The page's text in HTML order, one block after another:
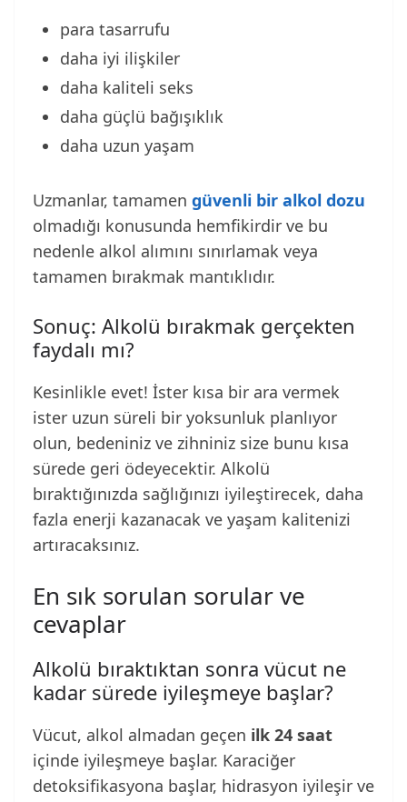
para tasarrufu
daha iyi ilişkiler
daha kaliteli seks
daha güçlü bağışıklık
daha uzun yaşam
Uzmanlar, tamamen güvenli bir alkol dozu
olmadığı konusunda hemfikirdir ve bu
nedenle alkol alımını sınırlamak veya
tamamen bırakmak mantıklıdır.
Sonuç: Alkolü bırakmak gerçekten
faydalı mı?
Kesinlikle evet! İster kısa bir ara vermek
ister uzun süreli bir yoksunluk planlıyor
olun, bedeniniz ve zihniniz size bunu kısa
sürede geri ödeyecektir. Alkolü
bıraktığınızda sağlığınızı iyileştirecek, daha
fazla enerji kazanacak ve yaşam kalitenizi
artıracaksınız.
En sık sorulan sorular ve
cevaplar
Alkolü bıraktıktan sonra vücut ne
kadar sürede iyileşmeye başlar?
Vücut, alkol almadan geçen ilk 24 saat
içinde iyileşmeye başlar. Karaciğer
detoksifikasyona başlar, hidrasyon iyileşir ve